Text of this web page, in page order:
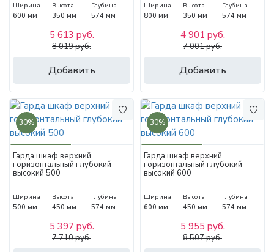
Ширина
600 мм
Высота
350 мм
Глубина
574 мм
Добавить
5 613 руб.
8 019 руб.
Ширина
800 мм
Высота
350 мм
Глубина
574 мм
Добавить
4 901 руб.
7 001 руб.
30%
Гарда шкаф верхний
горизонтальный глубокий
высокий 500
Ширина
500 мм
Высота
450 мм
Глубина
574 мм
5 397 руб.
7 710 руб.
30%
Гарда шкаф верхний
горизонтальный глубокий
высокий 600
Ширина
600 мм
Высота
450 мм
Глубина
574 мм
5 955 руб.
8 507 руб.